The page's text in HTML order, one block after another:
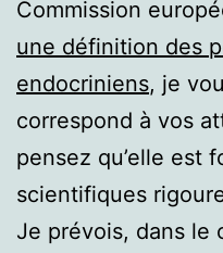
Commission
une définition des
endocriniens, je
correspond à vos
pensez qu’elle est
scientifiques
Je prévois, dans le